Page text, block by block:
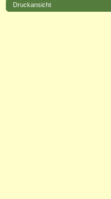
Druckansicht